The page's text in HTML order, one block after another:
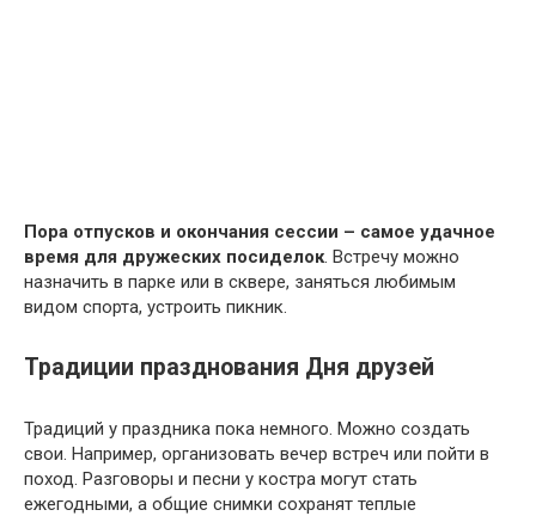
Пора отпусков и окончания сессии – самое удачное
время для дружеских посиделок. Встречу можно
назначить в парке или в сквере, заняться любимым
видом спорта, устроить пикник.
Традиции празднования Дня друзей
Традиций у праздника пока немного. Можно создать
свои. Например, организовать вечер встреч или пойти в
поход. Разговоры и песни у костра могут стать
ежегодными, а общие снимки сохранят теплые